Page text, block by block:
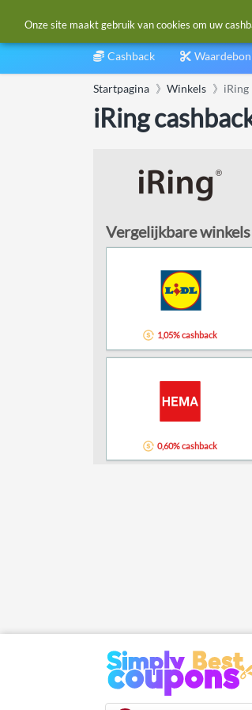
Cashback
Startpagina Winkels iRing
iRing
Vergelijkbare winkels
1,05% cashback
0,60% cashback
Onze site maakt gebruik van cookies om uw